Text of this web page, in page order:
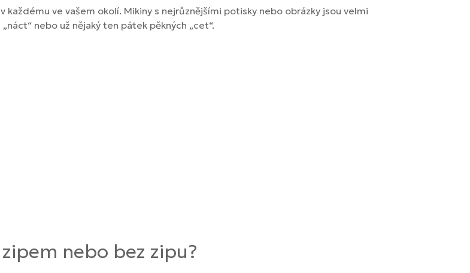
ve vašem okolí. Mikiny s nejrůznějšími potisky nebo obrázky jsou velmi
nebo už nějaký ten pátek pěkných „cet“.
nebo bez zipu?